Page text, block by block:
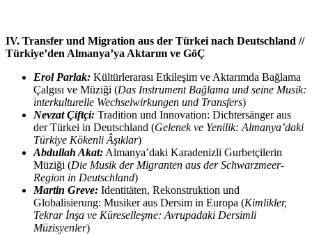
IV. Transfer und Migration aus der Türkei nach Deutschland //
Türkiye’den Almanya’ya Aktarım ve GöÇ
Erol Parlak: Kültürlerarası Etkileşim ve Aktarımda Bağlama
Çalgısı ve Müziği (Das Instrument Bağlama und seine Musik:
interkulturelle Wechselwirkungen und Transfers)
Nevzat Çiftçi: Tradition und Innovation: Dichtersänger aus
der Türkei in Deutschland (Gelenek ve Yenilik: Almanya’daki
Türkiye Kökenli Âşıklar)
Abdullah Akat: Almanya’daki Karadenizli Gurbetçilerin
Müziği (Die Musik der Migranten aus der Schwarzmeer-
Region in Deutschland)
Martin Greve: Identitäten, Rekonstruktion und
Globalisierung: Musiker aus Dersim in Europa (Kimlikler,
Tekrar İnşa ve Küreselleşme: Avrupadaki Dersimli
Müzisyenler)